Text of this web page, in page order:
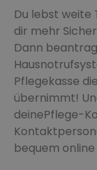
Du lebst weite
dir mehr
Dann
Pflegekasse
übernimmt!
deinePflege-
bequem